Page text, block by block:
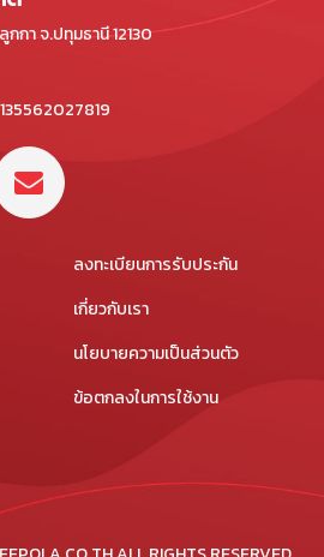
กา จ.ปทุมธานี 12130
ลงทะเบียนการรับประกัน
เกี่ยวกับเรา
นโยบายความเป็นส่วนตัว
ข้อตกลงในการใช้งาน